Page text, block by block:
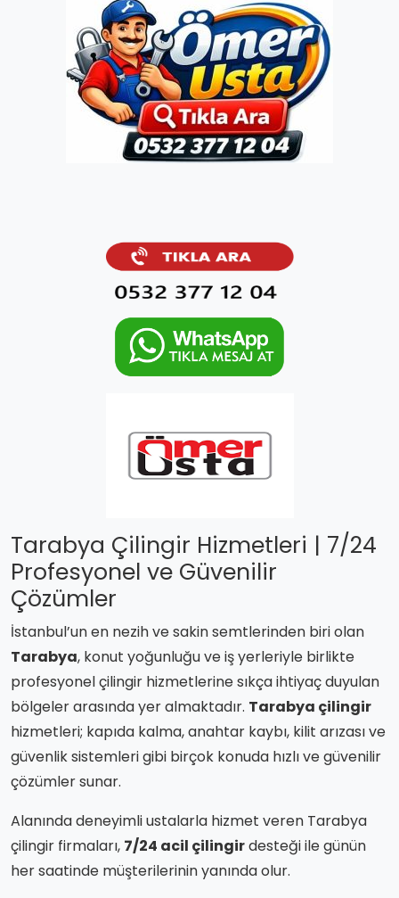
Tarabya Çilingir Hizmetleri | 7/24
Profesyonel ve Güvenilir
Çözümler
İstanbul’un en nezih ve sakin semtlerinden biri olan
Tarabya, konut yoğunluğu ve iş yerleriyle birlikte
profesyonel çilingir hizmetlerine sıkça ihtiyaç duyulan
bölgeler arasında yer almaktadır. Tarabya çilingir
hizmetleri; kapıda kalma, anahtar kaybı, kilit arızası ve
güvenlik sistemleri gibi birçok konuda hızlı ve güvenilir
çözümler sunar.
Alanında deneyimli ustalarla hizmet veren Tarabya
çilingir firmaları, 7/24 acil çilingirdesteği ile günün
her saatinde müşterilerinin yanında olur.